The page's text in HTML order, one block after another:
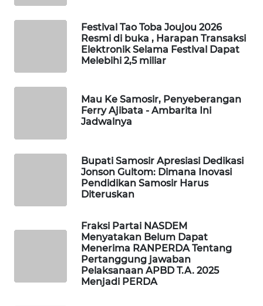
Festival Tao Toba Joujou 2026
Resmi di buka , Harapan Transaksi
Elektronik Selama Festival Dapat
Melebihi 2,5 miliar
Mau Ke Samosir, Penyeberangan
Ferry Ajibata - Ambarita Ini
Jadwalnya
Bupati Samosir Apresiasi Dedikasi
Jonson Gultom: Dimana Inovasi
Pendidikan Samosir Harus
Diteruskan
Fraksi Partai NASDEM
Menyatakan Belum Dapat
Menerima RANPERDA Tentang
Pertanggung jawaban
Pelaksanaan APBD T.A. 2025
Menjadi PERDA
NEWS